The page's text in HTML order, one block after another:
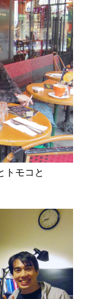
トモコと